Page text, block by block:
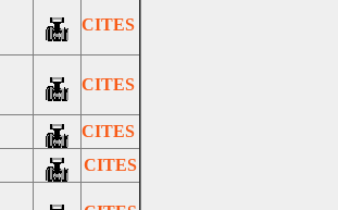
CITES
CITES
CITES
CITES